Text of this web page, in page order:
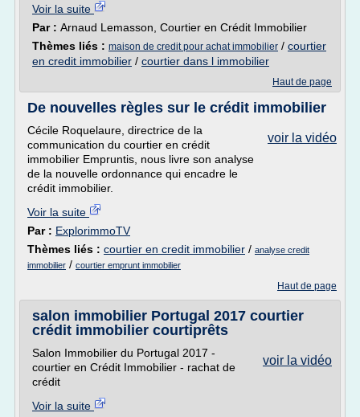
Voir la suite
Par : Arnaud Lemasson, Courtier en Crédit Immobilier
Thèmes liés : maison de credit pour achat immobilier / courtier
en credit immobilier / courtier dans l immobilier
Haut de page
De nouvelles règles sur le crédit immobilier
voir la vidéo
Cécile Roquelaure, directrice de la
communication du courtier en crédit
immobilier Empruntis, nous livre son analyse
de la nouvelle ordonnance qui encadre le
crédit immobilier.
Voir la suite
Par : ExplorimmoTV
Thèmes liés : courtier en credit immobilier / analyse credit
immobilier / courtier emprunt immobilier
Haut de page
salon immobilier Portugal 2017 courtier
crédit immobilier courtiprêts
voir la vidéo
Salon Immobilier du Portugal 2017 -
courtier en Crédit Immobilier - rachat de
crédit
Voir la suite